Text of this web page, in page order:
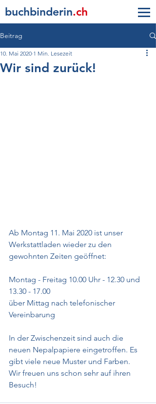
buchbinderin.ch
Beitrag
Wir sind zurück!
10. Mai 2020 1 Min. Lesezeit
Ab Montag 11. Mai 2020 ist unser
Werkstattladen wieder zu den
gewohnten Zeiten geöffnet:
Montag - Freitag 10.00 Uhr - 12.30 und
13.30 - 17.00
über Mittag nach telefonischer
Vereinbarung
In der Zwischenzeit sind auch die
neuen Nepalpapiere eingetroffen. Es
gibt viele neue Muster und Farben.
Wir freuen uns schon sehr auf ihren
Besuch!